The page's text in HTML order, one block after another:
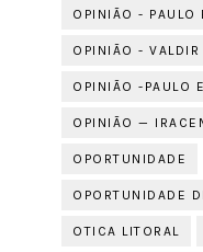
OPINIÃO - PAULO
OPINIÃO - VALDIR
OPINIÃO -PAULO
OPINIÃO —
OPORTUNIDADE
OPORTUNIDADE
OTICA LITORAL